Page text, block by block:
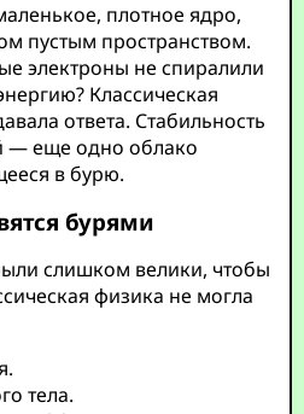
плотное ядро,
пустым пространством.
электроны не спиралили
Классическая
ответа. Стабильность
— еще одно облако
в бурю.
бурями
слишком велики, чтобы
физика не могла
тела.